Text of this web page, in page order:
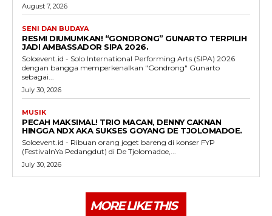
August 7, 2026
SENI DAN BUDAYA
RESMI DIUMUMKAN! “GONDRONG” GUNARTO TERPILIH
JADI AMBASSADOR SIPA 2026.
Soloevent.id - Solo International Performing Arts (SIPA) 2026
dengan bangga memperkenalkan "Gondrong" Gunarto
sebagai...
July 30, 2026
MUSIK
PECAH MAKSIMAL! TRIO MACAN, DENNY CAKNAN
HINGGA NDX AKA SUKSES GOYANG DE TJOLOMADOE.
Soloevent.id - Ribuan orang joget bareng di konser FYP
(FestivalnYa Pedangdut) di De Tjolomadoe,...
July 30, 2026
MORE LIKE THIS